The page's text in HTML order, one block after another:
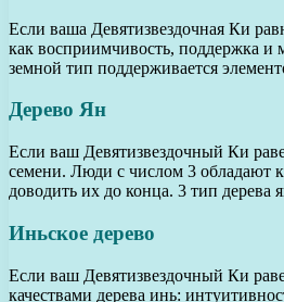
Если ваша Девятизвездочная Ки
как восприимчивость, поддержка и
земной тип поддерживается
Дерево Ян
Если ваш Девятизвездочный Ки
семени. Люди с числом 3 обладают
доводить их до конца. 3 тип дерева
Иньское дерево
Если ваш Девятизвездочный Ки
качествами дерева инь: